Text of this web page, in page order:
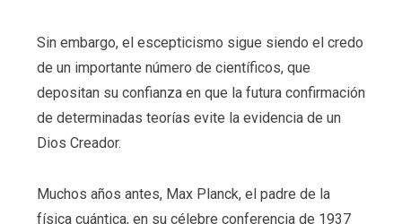
Sin embargo, el escepticismo sigue siendo el credo
de un importante número de científicos, que
depositan su confianza en que la futura confirmación
de determinadas teorías evite la evidencia de un
Dios Creador.
Muchos años antes, Max Planck, el padre de la
física cuántica, en su célebre conferencia de 1937